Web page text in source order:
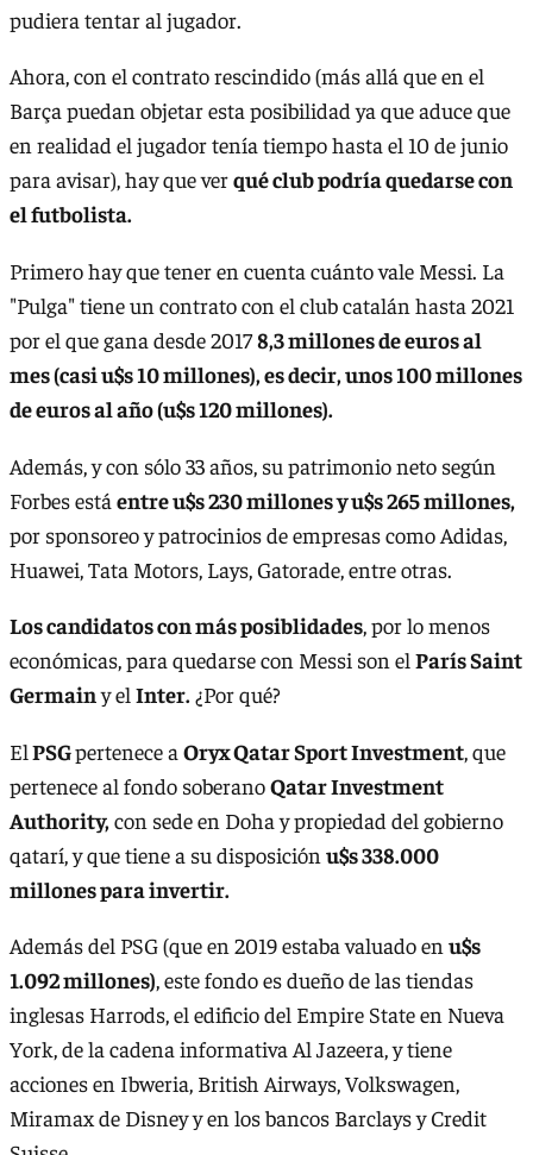
pudiera tentar al jugador.
Ahora, con el contrato rescindido (más allá que en el
Barça puedan objetar esta posibilidad ya que aduce que
en realidad el jugador tenía tiempo hasta el 10 de junio
para avisar), hay que verqué club podría quedarse con
el futbolista.
Primero hay que tener en cuenta cuánto vale Messi. La
"Pulga" tiene un contrato con el club catalán hasta 2021
por el que gana desde 20178,3 millones de euros al
mes (casi u$s 10 millones), es decir, unos 100 millones
de euros al año (u$s 120 millones).
Además, y con sólo 33 años, su patrimonio neto según
Forbes está entre u$s 230 millones y u$s 265 millones,
por sponsoreo y patrocinios de empresas como Adidas,
Huawei, Tata Motors, Lays, Gatorade, entre otras.
Los candidatos con más posiblidades, por lo menos
económicas, para quedarse con Messi son el París Saint
Germainy el Inter.¿Por qué?
ElPSGpertenece a Oryx Qatar Sport Investment, que
pertenece al fondo soberanoQatar Investment
Authority,con sede en Doha y propiedad del gobierno
qatarí, y que tiene a su disposición u$s 338.000
millones para invertir.
Además del PSG (que en 2019 estaba valuado en u$s
1.092 millones), este fondo es dueño de las tiendas
inglesas Harrods, el edificio del Empire State en Nueva
York, de la cadena informativa Al Jazeera, y tiene
acciones en Ibweria, British Airways, Volkswagen,
Miramax de Disney y en los bancos Barclays y Credit